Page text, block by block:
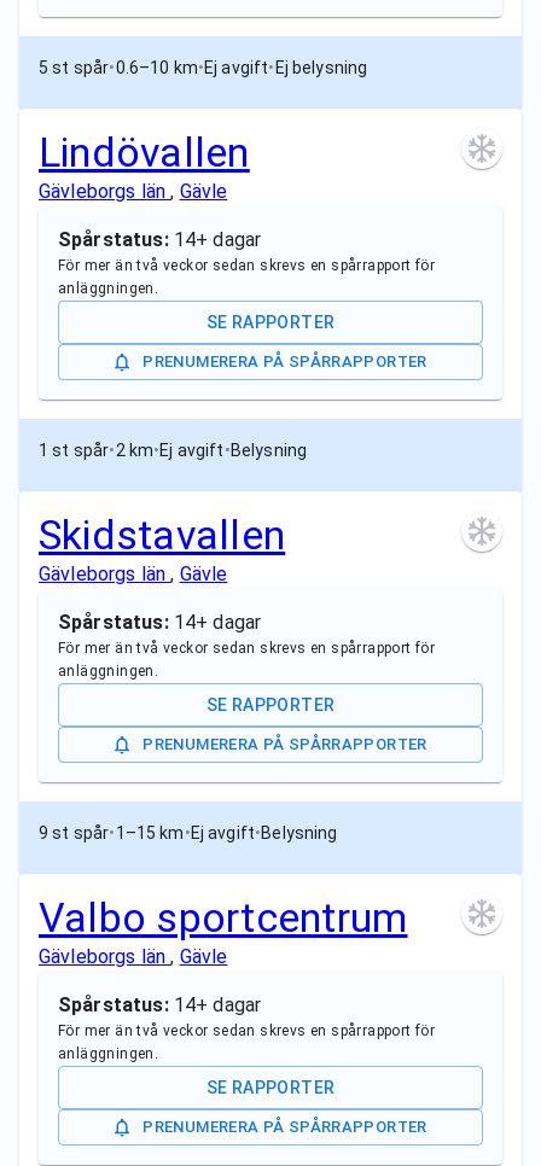
5 st spår•0.6–10 km•Ej avgift• Ej belysning
Lindövallen
Gävleborgs län, Gävle
Spårstatus: 14+ dagar
För mer än två veckor sedan skrevs en spårrapport för
anläggningen.
SE RAPPORTER
PRENUMERERA PÅ SPÅRRAPPORTER
1 st spår•2 km•Ej avgift•Belysning
Skidstavallen
Gävleborgs län, Gävle
Spårstatus: 14+ dagar
För mer än två veckor sedan skrevs en spårrapport för
anläggningen.
SE RAPPORTER
PRENUMERERA PÅ SPÅRRAPPORTER
9 st spår•1–15 km•Ej avgift•Belysning
Valbo sportcentrum
Gävleborgs län, Gävle
Spårstatus: 14+ dagar
För mer än två veckor sedan skrevs en spårrapport för
anläggningen.
SE RAPPORTER
PRENUMERERA PÅ SPÅRRAPPORTER